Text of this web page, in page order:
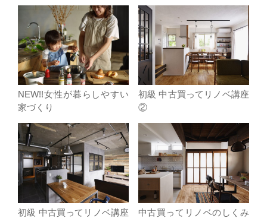
NEW!!女性が暮らしやすい
家づくり
初級 中古買ってリノベ講座
②
初級 中古買ってリノベ講座
中古買ってリノベのしくみ